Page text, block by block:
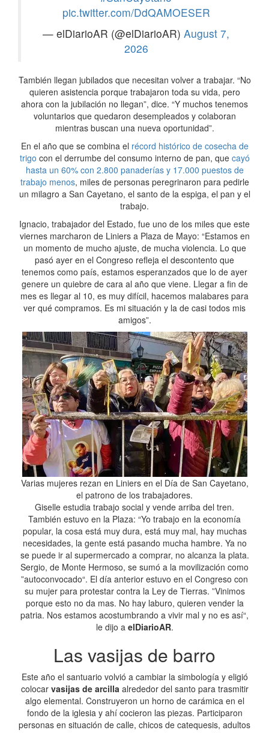
pic.twitter.com/DdQAMOESER
— elDiarioAR (@elDiarioAR) August 7,
2026
También llegan jubilados que necesitan volver a trabajar. “No
quieren asistencia porque trabajaron toda su vida, pero
ahora con la jubilación no llegan”, dice. “Y muchos tenemos
voluntarios que quedaron desempleados y colaboran
mientras buscan una nueva oportunidad”.
En el año que se combina el récord histórico de cosecha de
trigo con el derrumbe del consumo interno de pan, que cayó
hasta un 60% con 2.800 panaderías y 17.000 puestos de
trabajo menos, miles de personas peregrinaron para pedirle
un milagro a San Cayetano, el santo de la espiga, el pan y el
trabajo.
Ignacio, trabajador del Estado, fue uno de los miles que este
viernes marcharon de Liniers a Plaza de Mayo: “Estamos en
un momento de mucho ajuste, de mucha violencia. Lo que
pasó ayer en el Congreso refleja el descontento que
tenemos como país, estamos esperanzados que lo de ayer
genere un quiebre de cara al año que viene. Llegar a fin de
mes es llegar al 10, es muy difícil, hacemos malabares para
ver qué compramos. Es mi situación y la de casi todos mis
amigos”.
Varias mujeres rezan en Liniers en el Día de San Cayetano,
el patrono de los trabajadores.
Giselle estudia trabajo social y vende arriba del tren.
También estuvo en la Plaza: “Yo trabajo en la economía
popular, la cosa está muy dura, está muy mal, hay muchas
necesidades, la gente está pasando mucha hambre. Ya no
se puede ir al supermercado a comprar, no alcanza la plata.
Sergio, de Monte Hermoso, se sumó a la movilización como
”autoconvocado“. El día anterior estuvo en el Congreso con
su mujer para protestar contra la Ley de Tierras. ”Vinimos
porque esto no da mas. No hay laburo, quieren vender la
patria. Nos estamos acostumbrando a vivir mal y no es así“,
le dijo a elDiarioAR.
Las vasijas de barro
Este año el santuario volvió a cambiar la simbología y eligió
colocar vasijas de arcillaalrededor del santo para trasmitir
algo elemental. Construyeron un horno de carámica en el
fondo de la iglesia y ahí cocieron las piezas. Participaron
personas en situación de calle, chicos de catequesis, adultos